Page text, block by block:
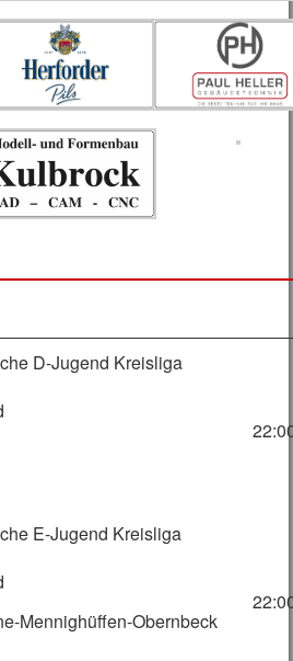
D-Jugend Kreisliga
E-Jugend Kreisliga
Mennighüffen-Obernbeck